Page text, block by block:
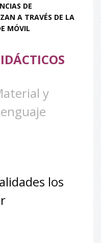
DE
A TRAVÉS DE LA
MÓVIL
y
los